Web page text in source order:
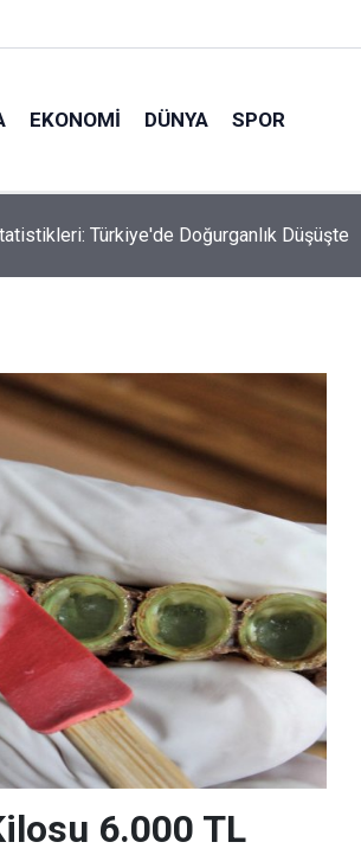
EKONOMI DÜNYA SPOR
Teklif Kabul Edildi
6.000 TL